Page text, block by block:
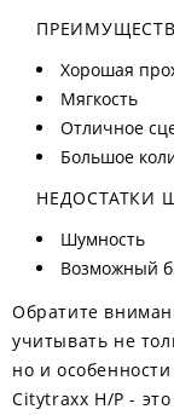
Хорошая
Мягкость
Отличное
Большое
НЕДОСТАТКИ
Шумность
Возможный
Обратите
учитывать не
но и
Citytraxx H/P -